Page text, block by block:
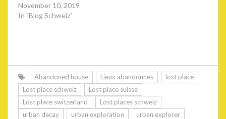
November 10, 2019
In "Blog Schweiz"
Abandoned house Lieux abandonnes
lost place
Lost place schweiz
Lost place suisse
Lost place switzerland
Lost places schweiz
urban decay
urban exploration
urban explorer